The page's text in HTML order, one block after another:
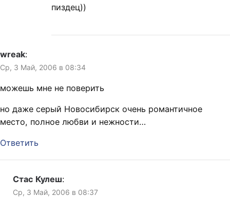
пиздец))
wreak:
Ср, 3 Май, 2006 в 08:34
можешь мне не поверить
но даже серый Новосибирск очень романтичное
место, полное любви и нежности…
Ответить
Стас Кулеш:
Ср, 3 Май, 2006 в 08:37